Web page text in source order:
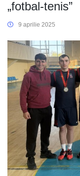
„fotbal-tenis”
9 aprilie 2025